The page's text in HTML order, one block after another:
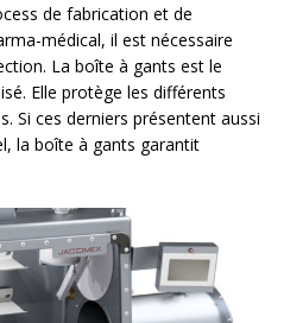
de fabrication et de
médical, il est nécessaire
La boîte à gants est le
Elle protège les différents
Si ces derniers présentent aussi
la boîte à gants garantit